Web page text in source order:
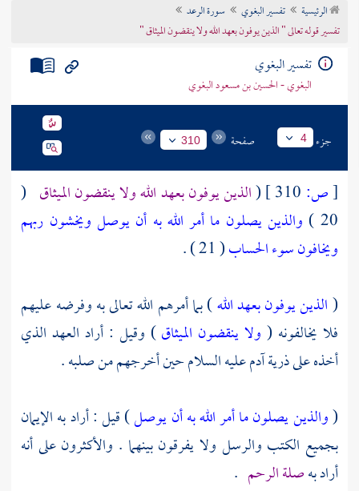
تراجم الأعلام
الرئيسية تفسير البغوي
سورة الرعد
تفسير قوله تعالى " الذين يوفون بعهد الله ولا ينقضون الميثاق "
تفسير البغوي
البغوي - الحسين بن مسعود البغوي
جزء 4 صفحة 310
[ص: (الذين يوفون بعهد الله ولا ينقضون الميثاق (
20 ) والذين يصلون ما أمر الله به أن يوصل ويخشون ربهم
ويخافون سوء الحساب( 21 ) .
(الذين يوفون بعهد الله) بما أمرهم الله تعالى به وفرضه عليهم
فلا يخالفونه ( ولا ينقضون الميثاق) وقيل : أراد العهد الذي
أخذه على ذريةآدمعليه السلام حين أخرجهم من صلبه .
(والذين يصلون ما أمر الله به أن يوصل) قيل : أراد به الإيمان
بجميع الكتب والرسل ولا يفرقون بينهما . والأكثرون على أنه
أراد بهصلة الرحم .